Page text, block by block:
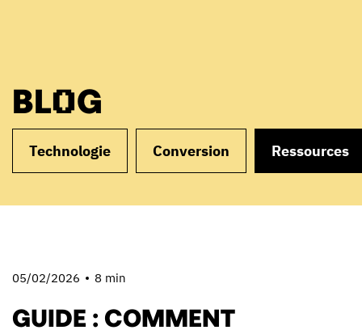
BLOG
Technologie Conversion Ressources
05/02/2026 8 min
GUIDE : COMMENT